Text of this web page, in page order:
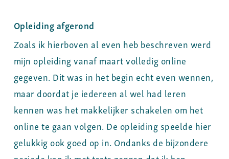
Opleiding afgerond
Zoals ik hierboven al even heb beschreven werd
mijn opleiding vanaf maart volledig online
gegeven. Dit was in het begin echt even wennen,
maar doordat je iedereen al wel had leren
kennen was het makkelijker schakelen om het
online te gaan volgen. De opleiding speelde hier
gelukkig ook goed op in. Ondanks de bijzondere